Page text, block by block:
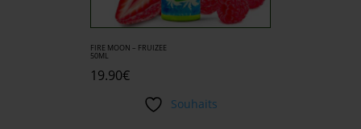
FIRE MOON – FRUIZEE
50ML
19.90€
Souhaits